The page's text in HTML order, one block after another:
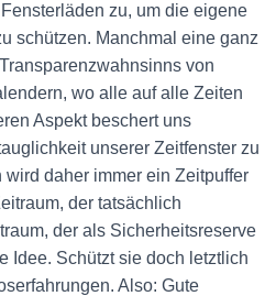
zu, um die eigene
schützen. Manchmal eine ganz
von
wo alle auf alle Zeiten
Aspekt beschert uns
unserer Zeitfenster zu
wird daher immer ein Zeitpuffer
der tatsächlich
der als Sicherheitsreserve
Idee. Schützt sie doch letztlich
Also: Gute